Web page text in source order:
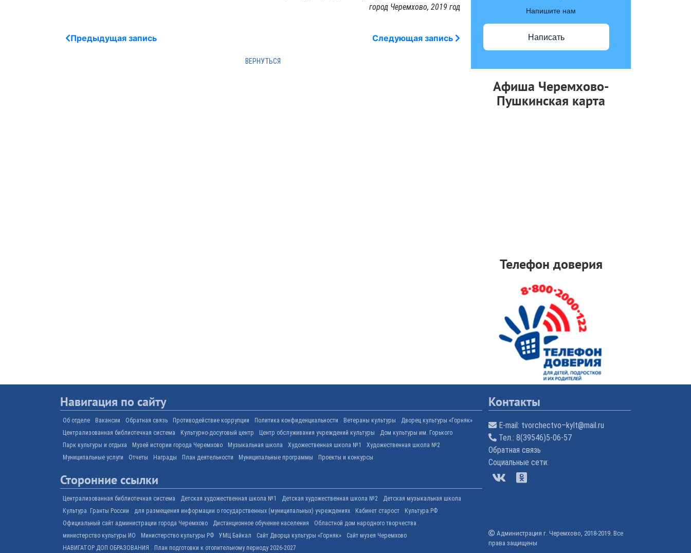
город Черемхово, 2019 год
Предыдущая запись Следующая запись
Напишите нам
Написать
Афиша Черемхово-
Пушкинская карта
Телефон доверия
Навигация по сайту
Об отделе Вакансии Обратная связь Противодействие коррупции Политика конфиденциальности Ветераны культуры
Дворец культуры «Горняк»
Централизованная библиотечная система
Культурно-досуговый центр Центр обслуживания учреждений культуры
Дом культуры им. Горького
Парк культуры и отдыха
Музей истории города Черемхово Музыкальная школа Художественная школа №1
Художественная школа №2
Муниципальные услуги
Отчеты Награды План деятельности Муниципальные программы Проекты и конкурсы
Сторонние ссылки
Централизованная библиотечная система Детская художественная школа №1 Детская художественная школа №2
Детская музыкальная школа
Культура. Гранты России
для размещения информации о государственных (муниципальных) учреждениях Кабинет старост
Культура.РФ
Официальный сайт администрации города Черемхово
Дистанционное обучение населения
Областной дом народного творчества
министерство культуры ИО
Министерство культуры РФ УМЦ Байкал Сайт Дворца культуры «Горняк»
Сайт музея Черемхово
НАВИГАТОР ДОП ОБРАЗОВАНИЯ
План подготовки к отопительному периоду 2026-2027
Контакты
E-mail: tvorchectvo–kylt@mail.ru
Тел.: 8(39546)5-06-57
Обратная связь
Cоциальные сети:
Администрация г. Черемхово, 2018-2019. Все
права защищены